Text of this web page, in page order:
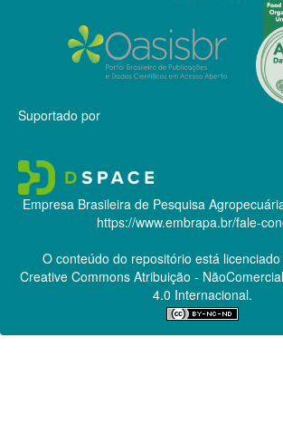
Suportado por
Empresa Brasileira de Pesquisa
https://www.embrapa.br/fale-
O conteúdo do repositório está
Creative CommonsAtribuição -
4.0 Internacional.